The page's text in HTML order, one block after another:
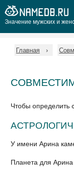
Значение мужских и
Главная
Чтобы определить
У имени Арина
Планета для